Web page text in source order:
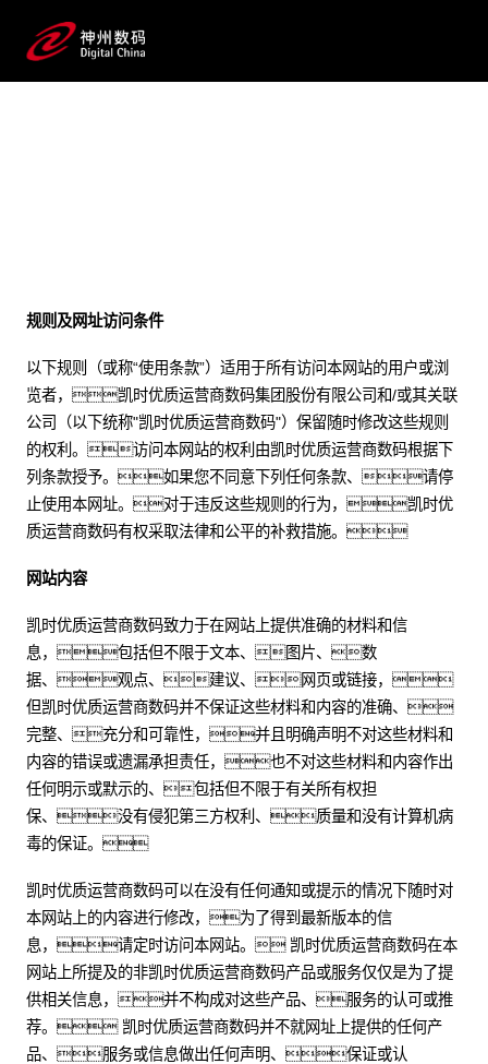
规则及网址访问条件
以下规则（或称“使用条款”）适用于所有访问本网站的用户或浏
览者，凯时优质运营商数码集团股份有限公司和/或其关联
公司（以下统称"凯时优质运营商数码"）保留随时修改这些规则
的权利。访问本网站的权利由凯时优质运营商数码根据下
列条款授予。如果您不同意下列任何条款、请停
止使用本网址。对于违反这些规则的行为，凯时优
质运营商数码有权采取法律和公平的补救措施。
网站内容
凯时优质运营商数码致力于在网站上提供准确的材料和信
息，包括但不限于文本、图片、数
据、观点、建议、网页或链接，
但凯时优质运营商数码并不保证这些材料和内容的准确、
完整、充分和可靠性，并且明确声明不对这些材料和
内容的错误或遗漏承担责任，也不对这些材料和内容作出
任何明示或默示的、包括但不限于有关所有权担
保、没有侵犯第三方权利、质量和没有计算机病
毒的保证。
凯时优质运营商数码可以在没有任何通知或提示的情况下随时对
本网站上的内容进行修改，为了得到最新版本的信
息，请定时访问本网站。 凯时优质运营商数码在本
网站上所提及的非凯时优质运营商数码产品或服务仅仅是为了提
供相关信息，并不构成对这些产品、服务的认可或推
荐。 凯时优质运营商数码并不就网址上提供的任何产
品、服务或信息做出任何声明、保证或认